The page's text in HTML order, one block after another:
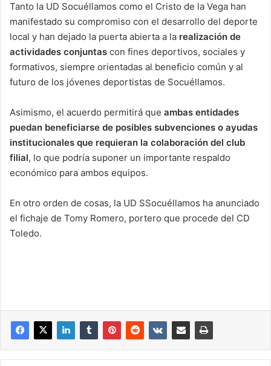
Tanto la UD Socuéllamos como el Cristo de la Vega han
manifestado su compromiso con el desarrollo del deporte
local y han dejado la puerta abierta a la realización de
actividades conjuntas con fines deportivos, sociales y
formativos, siempre orientadas al beneficio común y al
futuro de los jóvenes deportistas de Socuéllamos.
Asimismo, el acuerdo permitirá que ambas entidades
puedan beneficiarse de posibles subvenciones o ayudas
institucionales que requieran la colaboración del club
filial, lo que podría suponer un importante respaldo
económico para ambos equipos.
En otro orden de cosas, la UD SSocuéllamos ha anunciado
el fichaje de Tomy Romero, portero que procede del CD
Toledo.